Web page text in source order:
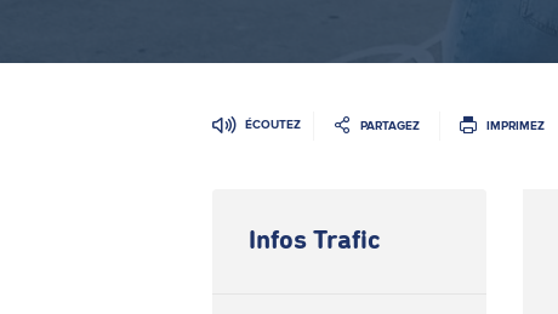
ÉCOUTEZ PARTAGEZ IMPRIMEZ
Infos Trafic